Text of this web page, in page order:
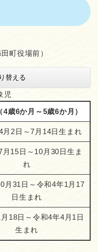
町役場前）
替える
児
4歳6か月～5歳6か月）
月2日～7月14日生まれ
月15日～10月30日生ま
れ
月31日～令和4年1月17
日生まれ
18日～令和4年4月1日
生まれ